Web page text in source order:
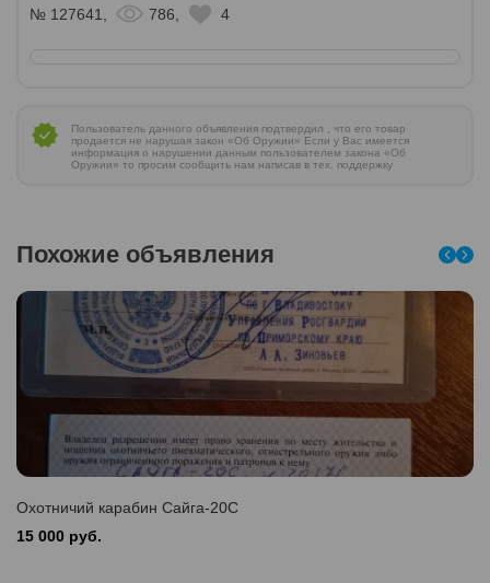
№ 127641, 786, 4
Пользователь данного объявления подтвердил , что его товар
продается не нарушая закон «Об Оружии» Если у Вас имеется
информация о нарушении данным пользователем закона «Об
Оружии» то просим сообщить нам написав в тех. поддержку
Похожие объявления
Охотничий карабин Сайга-20С
15 000 руб.